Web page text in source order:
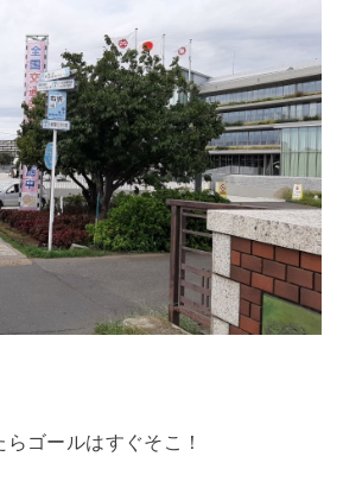
ゴールはすぐそこ！